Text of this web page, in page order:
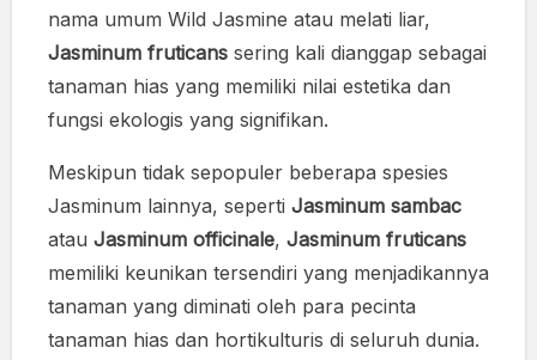
nama umum Wild Jasmine atau melati liar,
Jasminum fruticans sering kali dianggap sebagai
tanaman hias yang memiliki nilai estetika dan
fungsi ekologis yang signifikan.
Meskipun tidak sepopuler beberapa spesies
Jasminum lainnya, seperti Jasminum sambac
atau Jasminum officinale, Jasminum fruticans
memiliki keunikan tersendiri yang menjadikannya
tanaman yang diminati oleh para pecinta
tanaman hias dan hortikulturis di seluruh dunia.